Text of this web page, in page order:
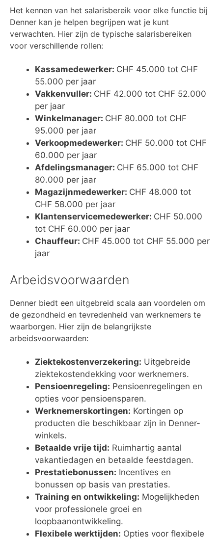
Het kennen van het salarisbereik voor elke functie bij
Denner kan je helpen begrijpen wat je kunt
verwachten. Hier zijn de typische salarisbereiken
voor verschillende rollen:
Kassamedewerker: CHF 45.000 tot CHF
55.000 per jaar
Vakkenvuller: CHF 42.000 tot CHF 52.000
per jaar
Winkelmanager: CHF 80.000 tot CHF
95.000 per jaar
Verkoopmedewerker: CHF 50.000 tot CHF
60.000 per jaar
Afdelingsmanager: CHF 65.000 tot CHF
80.000 per jaar
Magazijnmedewerker: CHF 48.000 tot
CHF 58.000 per jaar
Klantenservicemedewerker: CHF 50.000
tot CHF 60.000 per jaar
Chauffeur: CHF 45.000 tot CHF 55.000 per
jaar
Arbeidsvoorwaarden
Denner biedt een uitgebreid scala aan voordelen om
de gezondheid en tevredenheid van werknemers te
waarborgen. Hier zijn de belangrijkste
arbeidsvoorwaarden:
Ziektekostenverzekering: Uitgebreide
ziektekostendekking voor werknemers.
Pensioenregeling: Pensioenregelingen en
opties voor pensioensparen.
Werknemerskortingen: Kortingen op
producten die beschikbaar zijn in Denner-
winkels.
Betaalde vrije tijd: Ruimhartig aantal
vakantiedagen en betaalde feestdagen.
Prestatiebonussen: Incentives en
bonussen op basis van prestaties.
Training en ontwikkeling: Mogelijkheden
voor professionele groei en
loopbaanontwikkeling.
Flexibele werktijden: Opties voor flexibele